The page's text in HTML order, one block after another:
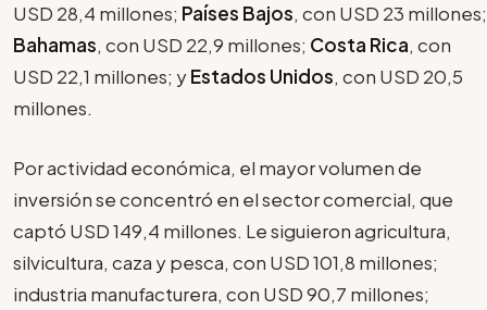
USD 28,4 millones; Países Bajos, con USD 23 millones;
Bahamas, con USD 22,9 millones; Costa Rica, con
USD 22,1 millones; yEstados Unidos, con USD 20,5
millones.
Por actividad económica, el mayor volumen de
inversión se concentró en el sector comercial, que
captó USD 149,4 millones. Le siguieron agricultura,
silvicultura, caza y pesca, con USD 101,8 millones;
industria manufacturera, con USD 90,7 millones;